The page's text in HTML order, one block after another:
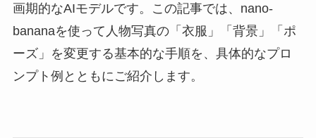
画期的なAIモデルです。この記事では、nano-
bananaを使って人物写真の「衣服」「背景」「ポ
ーズ」を変更する基本的な手順を、具体的なプロ
ンプト例とともにご紹介します。